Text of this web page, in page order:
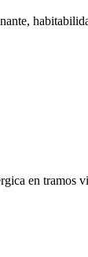
en tramos